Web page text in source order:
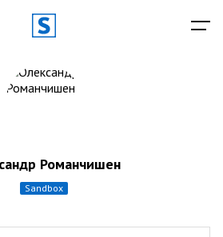
Романчишен
sandbox